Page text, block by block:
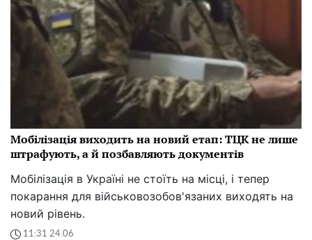
Мобілізація виходить на новий етап: ТЦК не лише
штрафують, а й позбавляють документів
Мобілізація в Україні не стоїть на місці, і тепер
покарання для військовозобов'язаних виходять на
новий рівень.
11:31 24.06